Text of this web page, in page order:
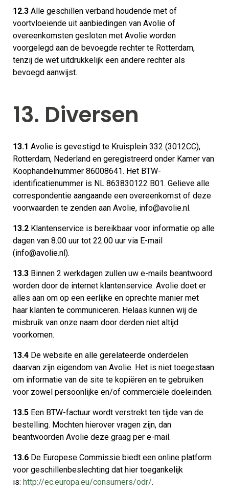
12.3 Alle geschillen verband houdende met of
voortvloeiende uit aanbiedingen van Avolie of
overeenkomsten gesloten met Avolie worden
voorgelegd aan de bevoegde rechter te Rotterdam,
tenzij de wet uitdrukkelijk een andere rechter als
bevoegd aanwijst.
13. Diversen
13.1 Avolie is gevestigd te Kruisplein 332 (3012CC),
Rotterdam, Nederland en geregistreerd onder Kamer van
Koophandelnummer 86008641. Het BTW-
identificatienummer is NL 863830122 B01. Gelieve alle
correspondentie aangaande een overeenkomst of deze
voorwaarden te zenden aan Avolie, info@avolie.nl.
13.2 Klantenservice is bereikbaar voor informatie op alle
dagen van 8.00 uur tot 22.00 uur via E-mail
(info@avolie.nl).
13.3 Binnen 2 werkdagen zullen uw e-mails beantwoord
worden door de internet klantenservice. Avolie doet er
alles aan om op een eerlijke en oprechte manier met
haar klanten te communiceren. Helaas kunnen wij de
misbruik van onze naam door derden niet altijd
voorkomen.
13.4 De website en alle gerelateerde onderdelen
daarvan zijn eigendom van Avolie. Het is niet toegestaan
om informatie van de site te kopiëren en te gebruiken
voor zowel persoonlijke en/of commerciële doeleinden.
13.5 Een BTW-factuur wordt verstrekt ten tijde van de
bestelling. Mochten hierover vragen zijn, dan
beantwoorden Avolie deze graag per e-mail.
13.6 De Europese Commissie biedt een online platform
voor geschillenbeslechting dat hier toegankelijk
is: http://ec.europa.eu/consumers/odr/.